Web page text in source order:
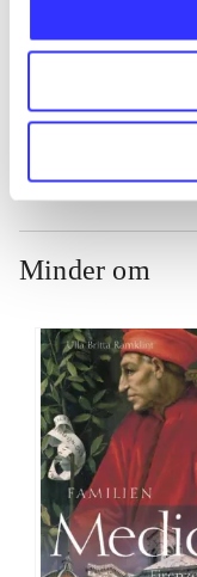
Minder om